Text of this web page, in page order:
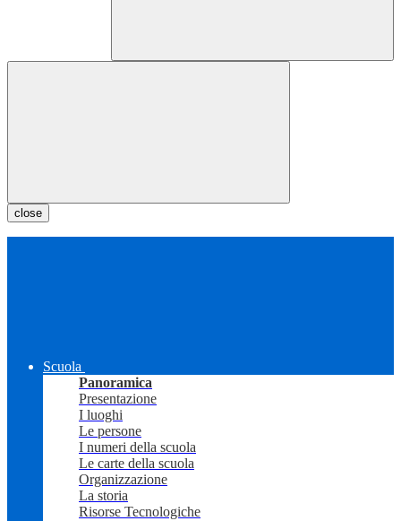
close
Scuola
Panoramica
Presentazione
I luoghi
Le persone
I numeri della scuola
Le carte della scuola
Organizzazione
La storia
Risorse Tecnologiche